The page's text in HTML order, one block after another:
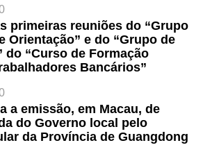
primeiras reuniões do “Grupo
Orientação” e do “Grupo de
do “Curso de Formação
Bancários”
a emissão, em Macau, de
do Governo local pelo
da Província de Guangdong